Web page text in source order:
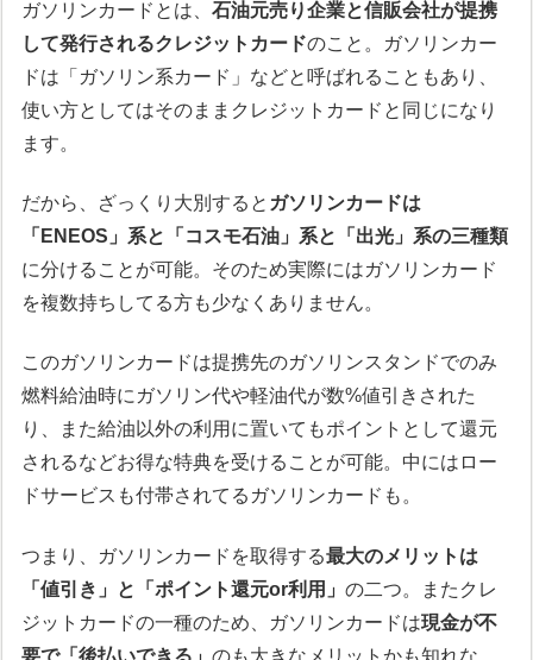
ガソリンカードとは、石油元売り企業と信販会社が提携
して発行されるクレジットカードのこと。ガソリンカー
ドは「ガソリン系カード」などと呼ばれることもあり、
使い方としてはそのままクレジットカードと同じになり
ます。
だから、ざっくり大別すると ガソリンカードは
「ENEOS」系と「コスモ石油」系と「出光」系の三種類
に分けることが可能。そのため実際にはガソリンカード
を複数持ちしてる方も少なくありません。
このガソリンカードは提携先のガソリンスタンドでのみ
燃料給油時にガソリン代や軽油代が数%値引きされた
り、また給油以外の利用に置いてもポイントとして還元
されるなどお得な特典を受けることが可能。中にはロー
ドサービスも付帯されてるガソリンカードも。
つまり、ガソリンカードを取得する最大のメリットは
「値引き」と「ポイント還元or利用」の二つ。またクレ
ジットカードの一種のため、ガソリンカードは現金が不
要で「後払いできる」のも大きなメリットかも知れな